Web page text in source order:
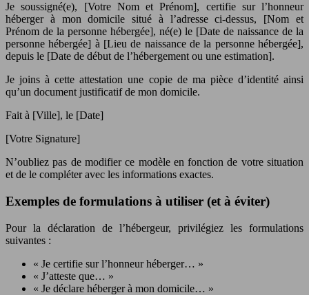
Je soussigné(e), [Votre Nom et Prénom], certifie sur l’honneur
héberger à mon domicile situé à l’adresse ci-dessus, [Nom et
Prénom de la personne hébergée], né(e) le [Date de naissance de la
personne hébergée] à [Lieu de naissance de la personne hébergée],
depuis le [Date de début de l’hébergement ou une estimation].
Je joins à cette attestation une copie de ma pièce d’identité ainsi
qu’un document justificatif de mon domicile.
Fait à [Ville], le [Date]
[Votre Signature]
N’oubliez pas de modifier ce modèle en fonction de votre situation
et de le compléter avec les informations exactes.
Exemples de formulations à utiliser (et à éviter)
Pour la déclaration de l’hébergeur, privilégiez les formulations
suivantes :
« Je certifie sur l’honneur héberger… »
« J’atteste que… »
« Je déclare héberger à mon domicile… »